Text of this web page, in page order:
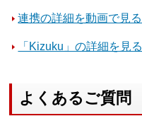
連携の詳細を動画で見る
「Kizuku」の詳細を見る
よくあるご質問